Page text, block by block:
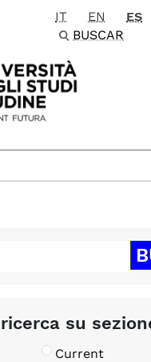
contenuto principale
IT EN ES
BUSCAR
su
Current